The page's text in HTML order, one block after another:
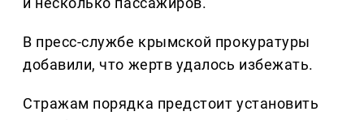
В пресс-службе крымской прокуратуры
добавили, что жертв удалось избежать.
Стражам порядка предстоит установить